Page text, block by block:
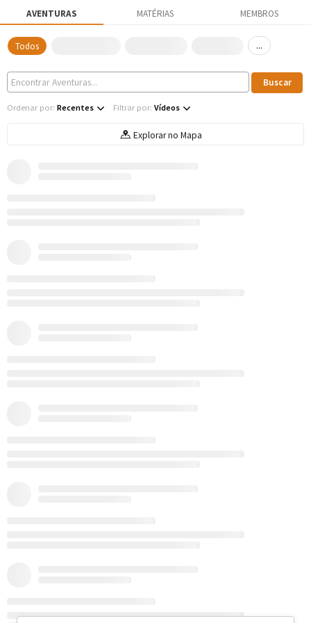
AVENTURAS MATÉRIAS MEMBROS
Todos ...
Ordenar por: Recentes Filtrar por: Vídeos
Explorar no Mapa